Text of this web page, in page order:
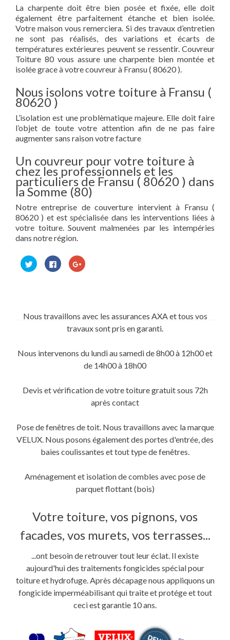
La charpente doit être bien posée et fixée, elle doit
également être parfaitement étanche et bien isolée.
Votre maison vous remerciera. Si des travaux d’entretien
ne sont pas réalisés, des variations et écarts de
températures extérieures peuvent se ressentir. Couvreur
Toiture 80 vous assure une charpente bien montée et
isolée grace à votre couvreur à Fransu ( 80620 ).
Nous isolons votre toiture à Fransu (
80620 )
L’isolation est une problèmatique majeure. Elle doit faire
l’objet de toute votre attention afin de ne pas faire
augmenter sans raison votre facture
Un couvreur pour votre toiture à
chez les professionnels et les
particuliers de Fransu ( 80620 ) dans
la Somme (80)
Notre entreprise de couverture intervient à Fransu (
80620 ) et est spécialisée dans les interventions liées à
votre toiture. Souvent malmenées par les intempéries
dans notre région.
Cliquez
pour
partager
Cliquez
pour
partager
Cliquez
pour
fenêtre)
Nous travaillons avec les assurances AXA et tous vos
travaux sont pris en garanti.
Nous intervenons du lundi au samedi de 8h00 à 12h00 et
de 14h00 à 18h00
Devis et vérification de votre toiture gratuit sous 72h
après contact
Pose de fenêtres de toit. Nous travaillons avec la marque
VELUX. Nous posons également des portes d'entrée, des
baies coulissantes et tout type de fenêtres.
Aménagement et isolation de combles avec pose de
parquet flottant (bois)
Votre toiture, vos pignons, vos
facades, vos murets, vos terrasses...
...ont besoin de retrouver tout leur éclat. Il existe
aujourd'hui des traitements fongicides spécial pour
toiture et hydrofuge. Après décapage nous appliquons un
fongicide imperméabilisant qui traite et protége et tout
ceci est garantie 10 ans.